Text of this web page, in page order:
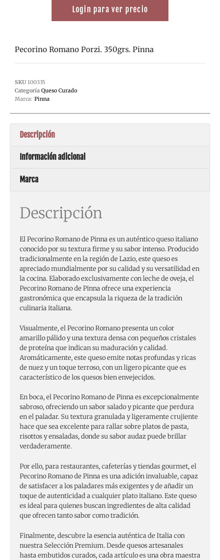
Login para ver precio
Pecorino Romano Porzi. 350grs. Pinna
SKU 100335
Categoría Queso Curado
Marca: Pinna
Descripción
Información adicional
Marca
Descripción
El Pecorino Romano de Pinna es un auténtico queso italiano
conocido por su textura firme y su sabor intenso. Producido
tradicionalmente en la región de Lazio, este queso es
apreciado mundialmente por su calidad y su versatilidad en
la cocina. Elaborado exclusivamente con leche de oveja, el
Pecorino Romano de Pinna ofrece una experiencia
gastronómica que encapsula la riqueza de la tradición
culinaria italiana.
Visualmente, el Pecorino Romano presenta un color
amarillo pálido y una textura densa con pequeños cristales
de proteína que indican su maduración y calidad.
Aromáticamente, este queso emite notas profundas y ricas
de nuez y un toque terroso, con un ligero picante que es
característico de los quesos bien envejecidos.
En boca, el Pecorino Romano de Pinna es excepcionalmente
sabroso, ofreciendo un sabor salado y picante que perdura
en el paladar. Su textura granulada y ligeramente crujiente
hace que sea excelente para rallar sobre platos de pasta,
risottos y ensaladas, donde su sabor audaz puede brillar
verdaderamente.
Por ello, para restaurantes, cafeterías y tiendas gourmet, el
Pecorino Romano de Pinna es una adición invaluable, capaz
de satisfacer a los paladares más exigentes y de añadir un
toque de autenticidad a cualquier plato italiano. Este queso
es ideal para quienes buscan ingredientes de alta calidad
que ofrecen tanto sabor como tradición.
Finalmente, descubre la esencia auténtica de Italia con
nuestra Selección Premium. Desde quesos artesanales
hasta embutidos curados, cada artículo es una obra maestra